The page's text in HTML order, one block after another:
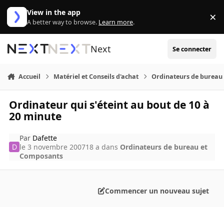
Aller au contenu
View in the app
A better way to browse. Learn more. ×
Next Se connecter
Accueil Matériel et Conseils d'achat Ordinateurs de bureau
Ordinateur qui s'éteint au bout de 10 à
20 minute
Par Dafette
le 3 novembre 200718 a dans Ordinateurs de bureau et
Composants
Commencer un nouveau sujet